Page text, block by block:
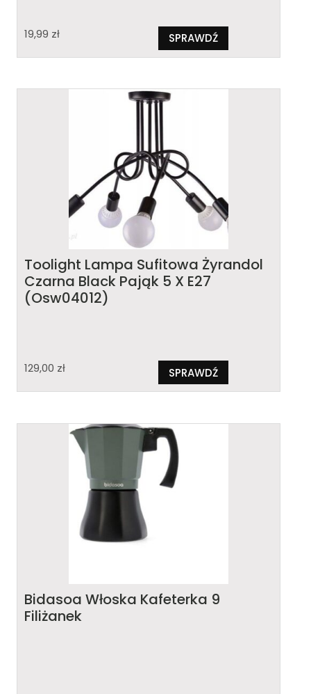
19,99 zł SPRAWDŹ
Toolight Lampa Sufitowa Żyrandol
Czarna Black Pająk 5 X E27
(Osw04012)
129,00 zł SPRAWDŹ
Bidasoa Włoska Kafeterka 9
Filiżanek